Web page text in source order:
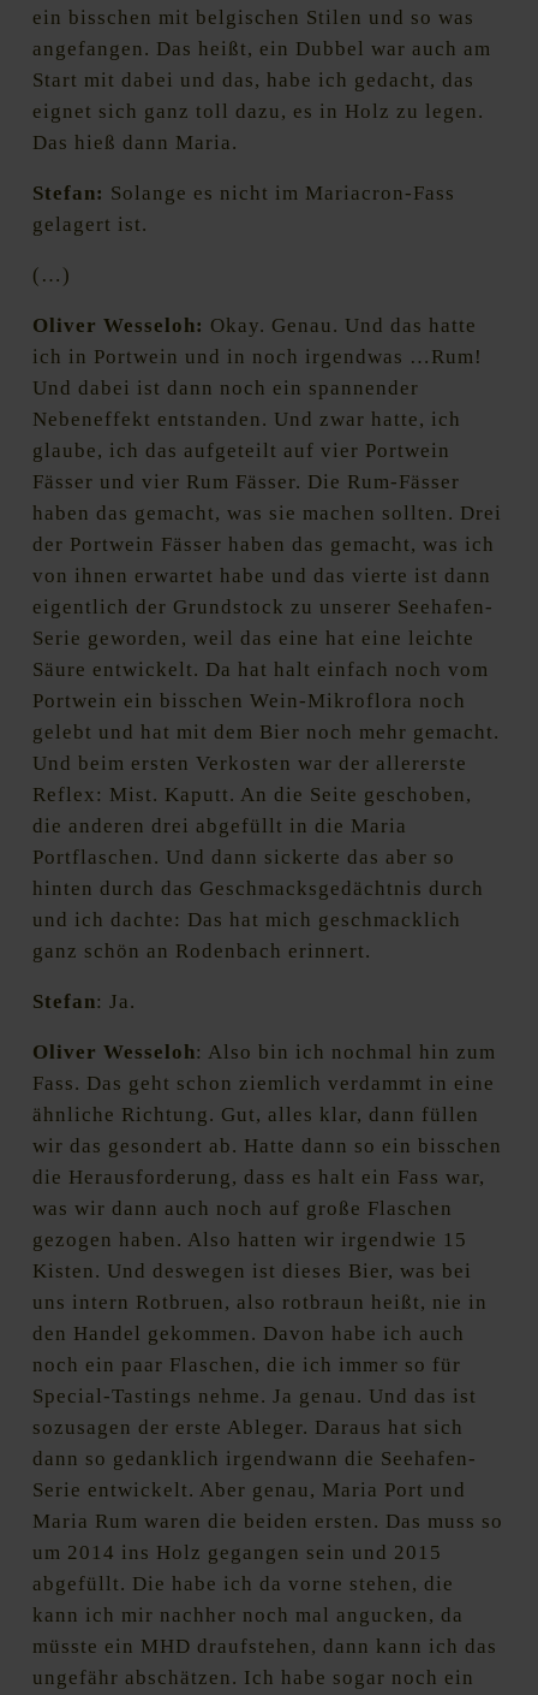
ein bisschen mit belgischen Stilen und so was
angefangen. Das heißt, ein Dubbel war auch am
Start mit dabei und das, habe ich gedacht, das
eignet sich ganz toll dazu, es in Holz zu legen.
Das hieß dann Maria.
Stefan: Solange es nicht im Mariacron-Fass
gelagert ist.
(…)
Oliver Wesseloh: Okay. Genau. Und das hatte
ich in Portwein und in noch irgendwas …Rum!
Und dabei ist dann noch ein spannender
Nebeneffekt entstanden. Und zwar hatte, ich
glaube, ich das aufgeteilt auf vier Portwein
Fässer und vier Rum Fässer. Die Rum-Fässer
haben das gemacht, was sie machen sollten. Drei
der Portwein Fässer haben das gemacht, was ich
von ihnen erwartet habe und das vierte ist dann
eigentlich der Grundstock zu unserer Seehafen-
Serie geworden, weil das eine hat eine leichte
Säure entwickelt. Da hat halt einfach noch vom
Portwein ein bisschen Wein-Mikroflora noch
gelebt und hat mit dem Bier noch mehr gemacht.
Und beim ersten Verkosten war der allererste
Reflex: Mist. Kaputt. An die Seite geschoben,
die anderen drei abgefüllt in die Maria
Portflaschen. Und dann sickerte das aber so
hinten durch das Geschmacksgedächtnis durch
und ich dachte: Das hat mich geschmacklich
ganz schön an Rodenbach erinnert.
Stefan: Ja.
Oliver Wesseloh: Also bin ich nochmal hin zum
Fass. Das geht schon ziemlich verdammt in eine
ähnliche Richtung. Gut, alles klar, dann füllen
wir das gesondert ab. Hatte dann so ein bisschen
die Herausforderung, dass es halt ein Fass war,
was wir dann auch noch auf große Flaschen
gezogen haben. Also hatten wir irgendwie 15
Kisten. Und deswegen ist dieses Bier, was bei
uns intern Rotbruen, also rotbraun heißt, nie in
den Handel gekommen. Davon habe ich auch
noch ein paar Flaschen, die ich immer so für
Special-Tastings nehme. Ja genau. Und das ist
sozusagen der erste Ableger. Daraus hat sich
dann so gedanklich irgendwann die Seehafen-
Serie entwickelt. Aber genau, Maria Port und
Maria Rum waren die beiden ersten. Das muss so
um 2014 ins Holz gegangen sein und 2015
abgefüllt. Die habe ich da vorne stehen, die
kann ich mir nachher noch mal angucken, da
müsste ein MHD draufstehen, dann kann ich das
ungefähr abschätzen. Ich habe sogar noch ein